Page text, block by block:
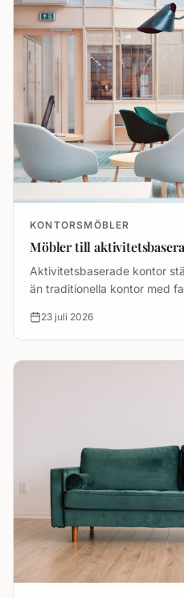
KONTORSMÖBLER
Möbler till
Aktivitetsbaserade kontor
än traditionella kontor med
grundförutsättningarna för
praktiken.
23 juli 2026